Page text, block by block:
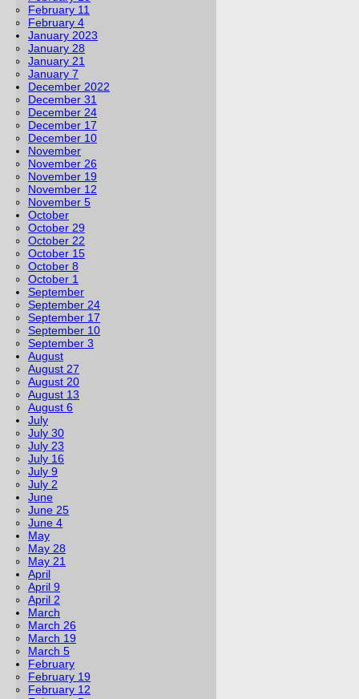
February 11
February 4
January 2023
January 28
January 21
January 7
December 2022
December 31
December 24
December 17
December 10
November
November 26
November 19
November 12
November 5
October
October 29
October 22
October 15
October 8
October 1
September
September 24
September 17
September 10
September 3
August
August 27
August 20
August 13
August 6
July
July 30
July 23
July 16
July 9
July 2
June
June 25
June 4
May
May 28
May 21
April
April 9
April 2
March
March 26
March 19
March 5
February
February 19
February 12